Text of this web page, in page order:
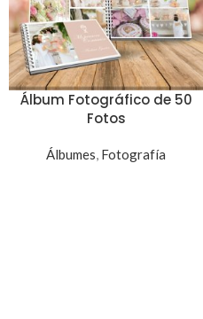
Álbum Fotográfico de 50
Fotos
Álbumes, Fotografía